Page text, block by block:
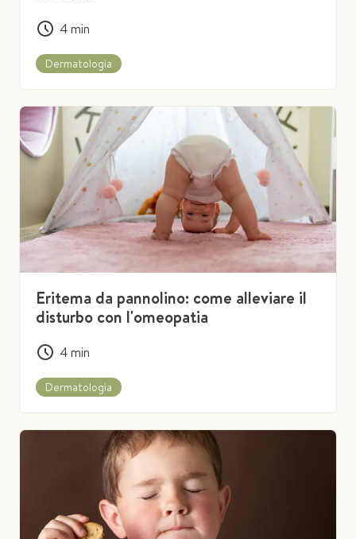
4min
Dermatologia
Eritema da pannolino: come alleviare il
disturbo con l'omeopatia
4min
Dermatologia